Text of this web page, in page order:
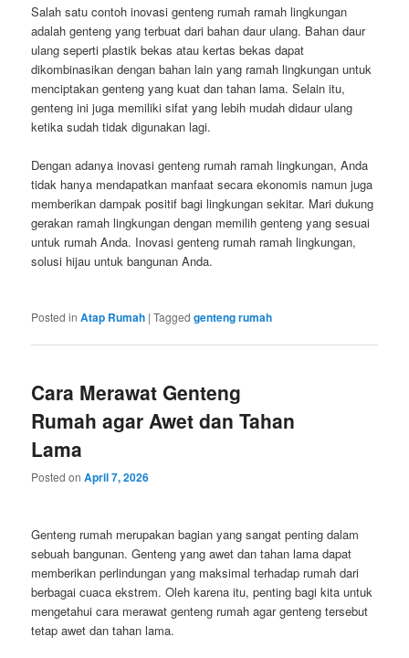
Salah satu contoh inovasi genteng rumah ramah lingkungan
adalah genteng yang terbuat dari bahan daur ulang. Bahan daur
ulang seperti plastik bekas atau kertas bekas dapat
dikombinasikan dengan bahan lain yang ramah lingkungan untuk
menciptakan genteng yang kuat dan tahan lama. Selain itu,
genteng ini juga memiliki sifat yang lebih mudah didaur ulang
ketika sudah tidak digunakan lagi.
Dengan adanya inovasi genteng rumah ramah lingkungan, Anda
tidak hanya mendapatkan manfaat secara ekonomis namun juga
memberikan dampak positif bagi lingkungan sekitar. Mari dukung
gerakan ramah lingkungan dengan memilih genteng yang sesuai
untuk rumah Anda. Inovasi genteng rumah ramah lingkungan,
solusi hijau untuk bangunan Anda.
Posted in Atap Rumah |Tagged genteng rumah
Cara Merawat Genteng
Rumah agar Awet dan Tahan
Lama
Posted onApril 7, 2026
Genteng rumah merupakan bagian yang sangat penting dalam
sebuah bangunan. Genteng yang awet dan tahan lama dapat
memberikan perlindungan yang maksimal terhadap rumah dari
berbagai cuaca ekstrem. Oleh karena itu, penting bagi kita untuk
mengetahui cara merawat genteng rumah agar genteng tersebut
tetap awet dan tahan lama.